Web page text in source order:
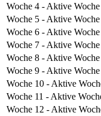
Woche 4 - Aktive Woche
Woche 5 - Aktive Woche
Woche 6 - Aktive Woche
Woche 7 - Aktive Woche
Woche 8 - Aktive Woche
Woche 9 - Aktive Woche
Woche 10 - Aktive
Woche 11 - Aktive
Woche 12 - Aktive